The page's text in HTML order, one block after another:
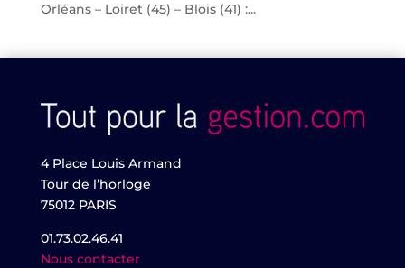
Orléans – Loiret (45) – Blois (41) :...
4 Place Louis Armand
Tour de l’horloge
75012 PARIS
01.73.02.46.41
Nous contacter